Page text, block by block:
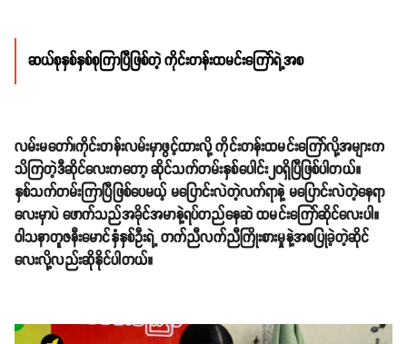
ဆယ်စုနှစ်နှစ်စုကြာပြီဖြစ်တဲ့ ကိုင်းတန်းထမင်းကြော်ရဲ့အစ
လမ်းမတော်၊ကိုင်းတန်းလမ်းမှာဖွင့်ထားလို့ ကိုင်းတန်းထမင်းကြော်လို့အများက
သိကြတဲ့ဒီဆိုင်လေးကတော့ ဆိုင်သက်တမ်းနှစ်ပေါင်း၂၀ရှိပြီဖြစ်ပါတယ်။
နှစ်သက်တမ်းကြာပြီဖြစ်ပေမယ့် မပြောင်းလဲတဲ့လက်ရာနဲ့ မပြောင်းလဲတဲ့နေရာ
လေးမှာပဲ ဖောက်သည်အခိုင်အမာနဲ့ရပ်တည်နေဆဲ ထမင်းကြော်ဆိုင်လေးပါ။
ဝါသနာတူဇနီးမောင်နှံနှစ်ဦးရဲ့ တက်ညီလက်ညီကြိုးစားမှုနဲ့အစပြုခဲ့တဲ့ဆိုင်
လေးလို့လည်းဆိုနိုင်ပါတယ်။